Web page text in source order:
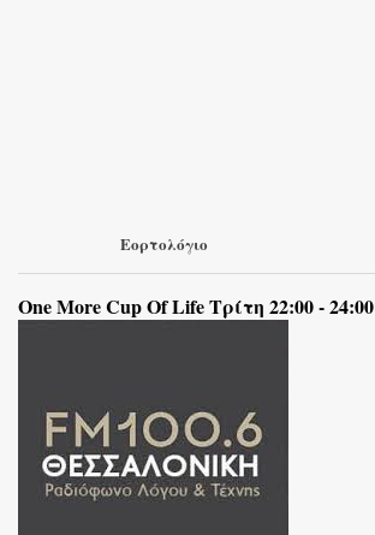
Εορτολόγιο
One More Cup Of Life Τρίτη 22:00 - 24:00